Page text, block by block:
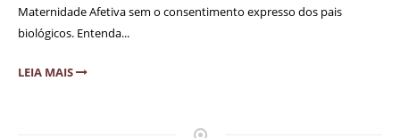
Maternidade Afetiva sem o consentimento expresso dos pais
biológicos. Entenda...
LEIA MAIS